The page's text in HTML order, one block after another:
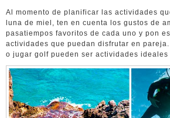
Al momento de planificar las actividades
luna de miel, ten en cuenta los gustos de
pasatiempos favoritos de cada uno y pon
actividades que puedan disfrutar en
o jugar golf pueden ser actividades